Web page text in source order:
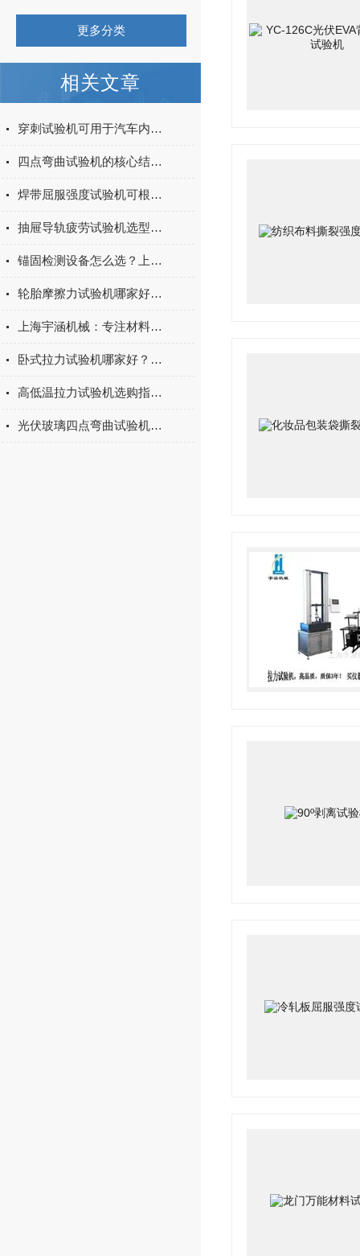
更多分类
相关文章
穿刺试验机可用于汽车内饰表皮、防撞缓冲材料得性能测试
四点弯曲试验机的核心结构与工作原理特点
焊带屈服强度试验机可根据不同标准和试验需求调整试验条件
抽屉导轨疲劳试验机选型指南：如何量化评估家具五金的耐用性
锚固检测设备怎么选？上海宇涵膨胀螺丝拉拔试验机品牌评测
轮胎摩擦力试验机哪家好？上海宇涵试验机综合评测
上海宇涵机械：专注材料力学检测，电池片拉力试验机助力光伏品质管控
卧式拉力试验机哪家好？2026年国产实力厂家实测推荐
高低温拉力试验机选购指南：聚焦上海宇涵的技术实力与可靠方案
光伏玻璃四点弯曲试验机的重要性